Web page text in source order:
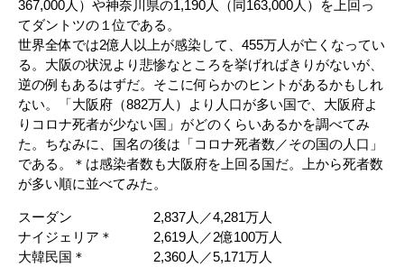
367,000人）や神奈川県の1,190人（同163,000人）を上回っ
てダントツの１位である。
世界全体では2億人以上が感染して、455万人が亡くなってい
る。大阪の状況より悲惨なところを挙げればきりがないが、
逆の例もあるはずだ。そこに何らかのヒントがあるかもしれ
ない。「大阪府（882万人）より人口が多い国で、大阪府よ
りコロナ死者が少ない国」がどのくらいあるかを調べてみ
た。ちなみに、国名の後は「コロナ死者数／その国の人口」
である。＊は感染者数も大阪府を上回る国だ。上から死者数
が多い順に並べてみた。
スーダン 2,837人／4,281万人
ナイジェリア＊ 2,619人／2億100万人
大韓民国＊ 2,360人／5,171万人